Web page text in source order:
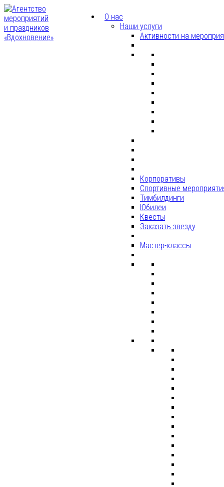
О нас
Наши услуги
Активности на
Корпоративы
Спортивные
Тимбилдинги
Юбилеи
Квесты
Заказать звезду
Мастер-классы